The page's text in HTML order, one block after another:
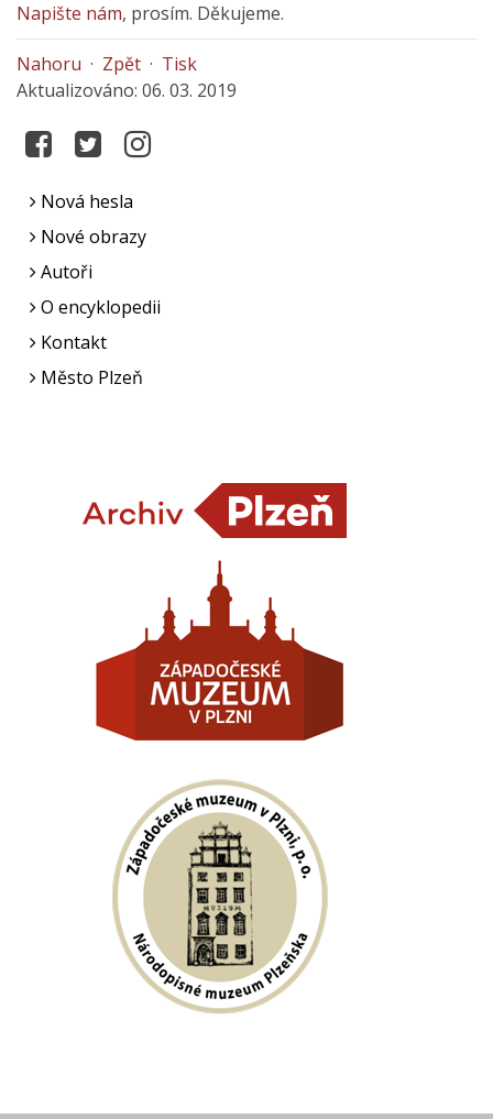
Napište nám, prosím. Děkujeme.
Nahoru · Zpět · Tisk
Aktualizováno: 06. 03. 2019
Nová hesla
Nové obrazy
Autoři
O encyklopedii
Kontakt
Město Plzeň